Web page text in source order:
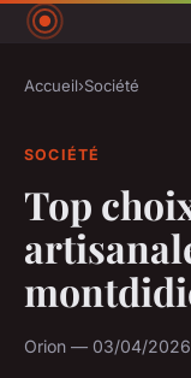
Accueil›Société
SOCIÉTÉ
Top
Orion — 03/04/